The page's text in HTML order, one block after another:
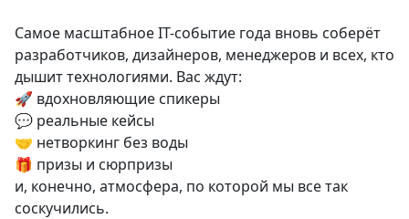
Самое масштабное IT-событие года вновь соберёт
разработчиков, дизайнеров, менеджеров и всех, кто
дышит технологиями. Вас ждут:
🚀 вдохновляющие спикеры
💬 реальные кейсы
🤝 нетворкинг без воды
🎁 призы и сюрпризы
и, конечно, атмосфера, по которой мы все так
соскучились.